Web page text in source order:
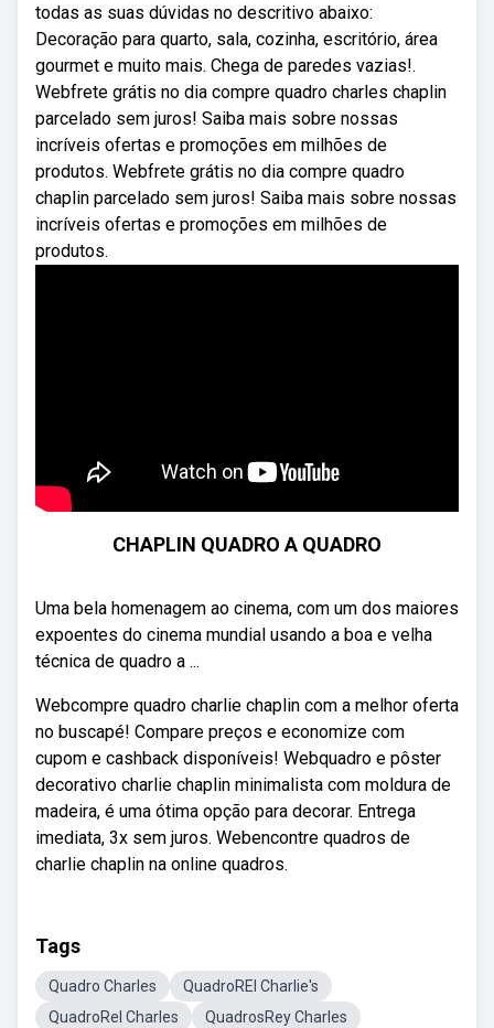
todas as suas dúvidas no descritivo abaixo:
Decoração para quarto, sala, cozinha, escritório, área
gourmet e muito mais. Chega de paredes vazias!.
Webfrete grátis no dia compre quadro charles chaplin
parcelado sem juros! Saiba mais sobre nossas
incríveis ofertas e promoções em milhões de
produtos. Webfrete grátis no dia compre quadro
chaplin parcelado sem juros! Saiba mais sobre nossas
incríveis ofertas e promoções em milhões de
produtos.
CHAPLIN QUADRO A QUADRO
Uma bela homenagem ao cinema, com um dos maiores
expoentes do cinema mundial usando a boa e velha
técnica de quadro a ...
Webcompre quadro charlie chaplin com a melhor oferta
no buscapé! Compare preços e economize com
cupom e cashback disponíveis! Webquadro e pôster
decorativo charlie chaplin minimalista com moldura de
madeira, é uma ótima opção para decorar. Entrega
imediata, 3x sem juros. Webencontre quadros de
charlie chaplin na online quadros.
Tags
Quadro Charles
QuadroREI Charlie's
QuadroRel Charles
QuadrosRey Charles